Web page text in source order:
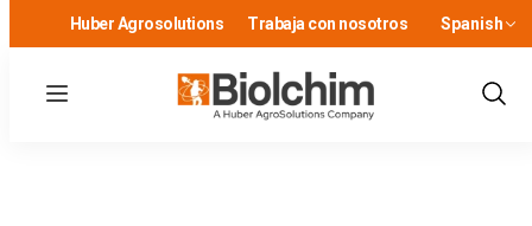
Huber Agrosolutions Trabaja con nosotros Spanish
Menu
Show